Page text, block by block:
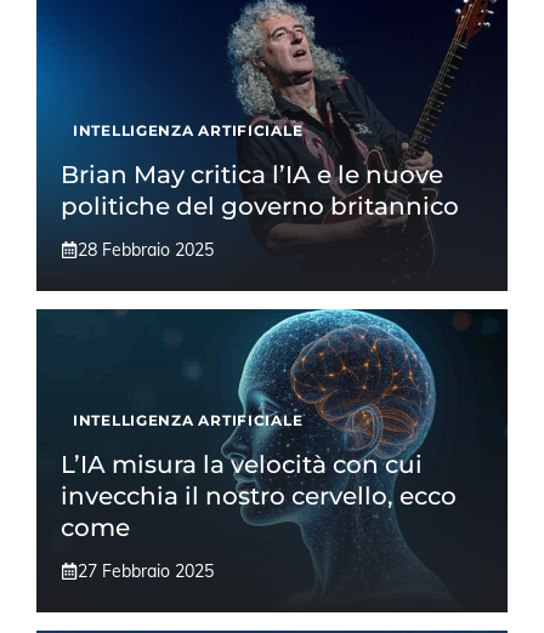
INTELLIGENZA ARTIFICIALE
Brian May critica l’IA e le nuove
politiche del governo britannico
28 Febbraio 2025
INTELLIGENZA ARTIFICIALE
L’IA misura la velocità con cui
invecchia il nostro cervello, ecco
come
27 Febbraio 2025